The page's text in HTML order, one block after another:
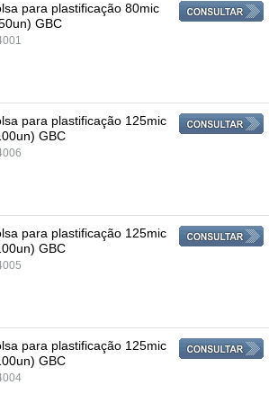
para plastificação 80mic
GBC
para plastificação 125mic
GBC
para plastificação 125mic
GBC
para plastificação 125mic
GBC